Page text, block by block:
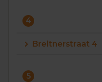
4
Breitnerstraat 4
5